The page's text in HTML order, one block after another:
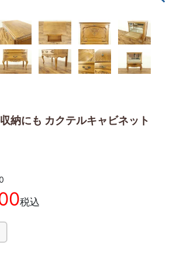
納にも カクテルキャビネット
税込